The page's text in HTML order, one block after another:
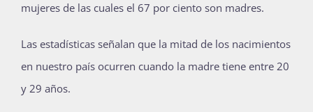
mujeres de las cuales el 67 por ciento son madres.
Las estadísticas señalan que la mitad de los nacimientos
en nuestro país ocurren cuando la madre tiene entre 20
y 29 años.